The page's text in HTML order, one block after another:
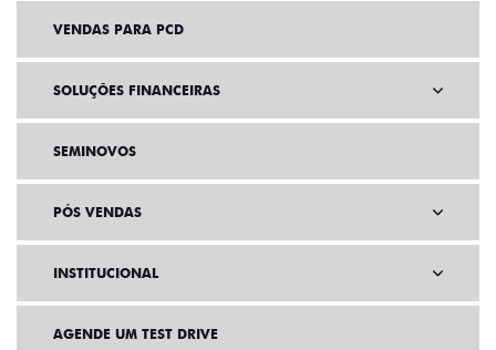
VENDAS PARA PCD
SOLUÇÕES FINANCEIRAS
SEMINOVOS
PÓS VENDAS
INSTITUCIONAL
AGENDE UM TEST DRIVE